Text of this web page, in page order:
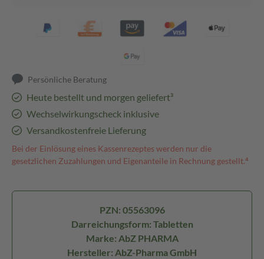
Persönliche Beratung
Heute bestellt und morgen geliefert³
Wechselwirkungscheck inklusive
Versandkostenfreie Lieferung
Bei der Einlösung eines Kassenrezeptes werden nur die
gesetzlichen Zuzahlungen und Eigenanteile in Rechnung gestellt.⁴
PZN: 05563096
Darreichungsform: Tabletten
Marke: AbZ PHARMA
Hersteller: AbZ-Pharma GmbH